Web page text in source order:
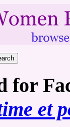
for
et